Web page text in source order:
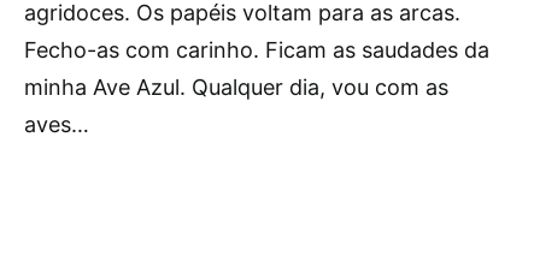
agridoces. Os papéis voltam para as arcas.
Fecho-as com carinho. Ficam as saudades da
minha Ave Azul. Qualquer dia, vou com as
aves…